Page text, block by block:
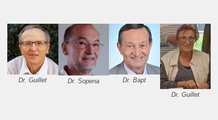
Dr. Guillet Dr. Sopena Dr. Bapt
Dr. Guillet